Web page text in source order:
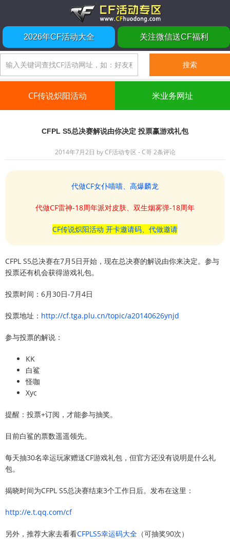
2026年CF活动大全 关注微信送CF福利
CF传说炽阳活动 米业务网址
CFPL S5总决赛解说由你决定 投票赢游戏礼包
2014年7月2日 byCF活动专区 - C哥 2条评论
代做CF女仆喵喵、高爆麟龙
代做CF雷神-18周年派对皮肤、双生烟雾弹-18周年
CF传说炽阳活动 开卡邀请码、代做邀请
CFPL S5总决赛在7月5日开始，现在总决赛的解说由你来决定。参与
投票还有机会获得游戏礼包。
投票时间：6月30日-7月4日
投票地址： http://cf.tga.plu.cn/topic/a20140626ynjd
参与投票的解说：
KK
白鲨
怪咖
Xyc
提醒：投票+订阅，才能参与抽奖。
目前白鲨的票数遥遥领先。
每天抽30名幸运玩家赠送CF游戏礼包，但官方还没有说明是什么礼
包。
揭晓时间为CFPL S5总决赛结束3个工作日后。发布在这里：
http://e.t.qq.com/cf
另外，推荐大家去看看CFPLS5幸运码大全 （可抽奖90次）